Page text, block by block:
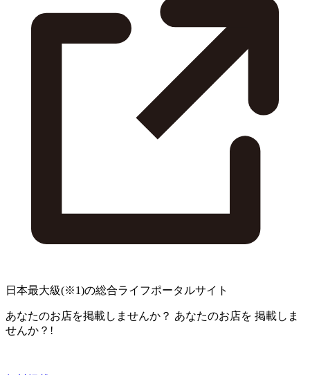
日本最大級(※1)の総合ライフポータルサイト
あなたのお店を掲載しませんか？ あなたのお店を 掲載しま
せんか？!